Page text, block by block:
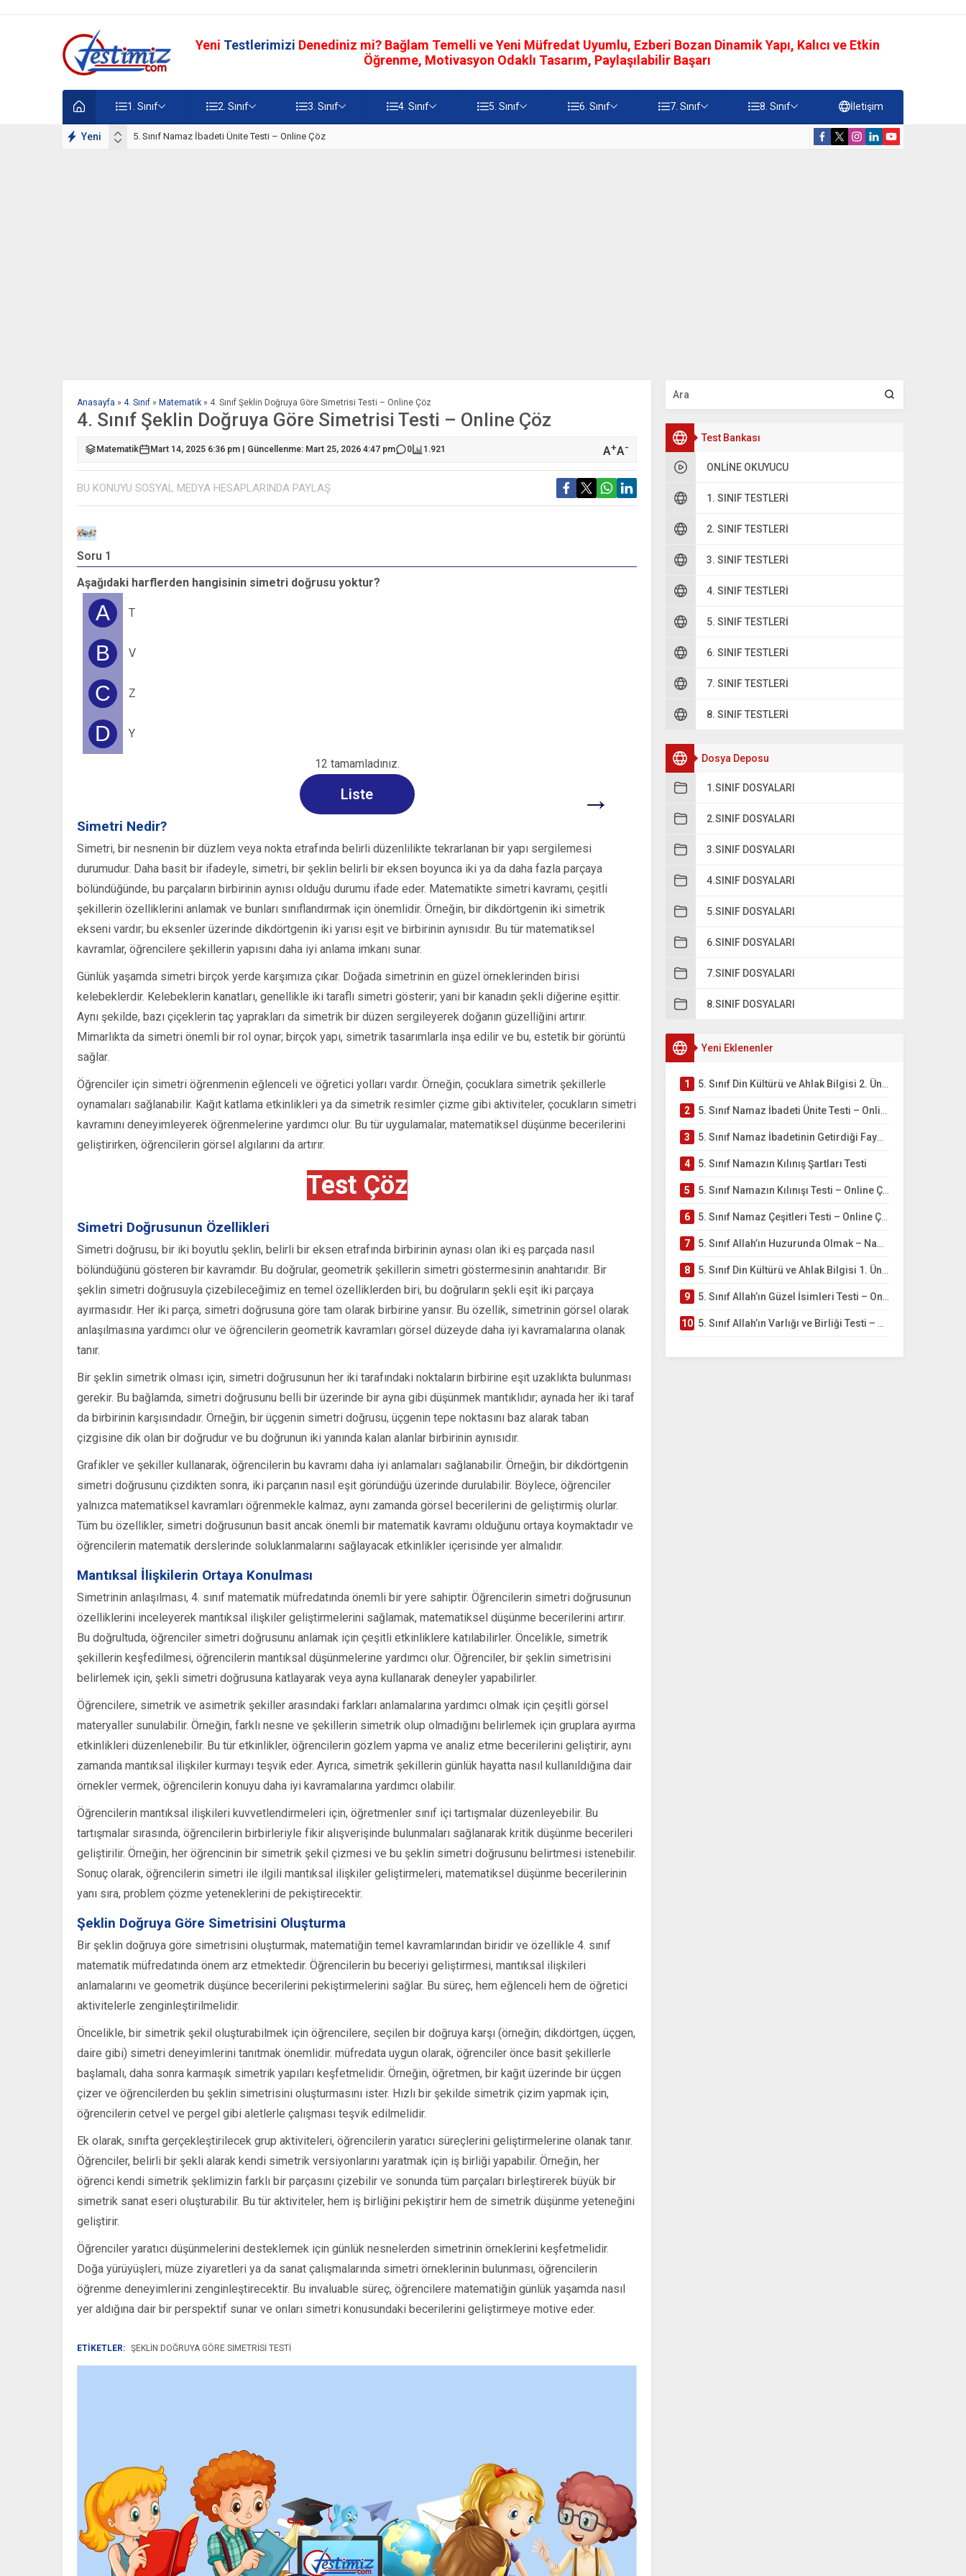
Yeni Testlerimizi Denediniz mi? Bağlam Temelli ve Yeni Müfredat Uyumlu, Ezberi Bozan Dinamik Yapı, Kalıcı ve Etkin
Öğrenme, Motivasyon Odaklı Tasarım, Paylaşılabilir Başarı
1. Sınıf 2. Sınıf 3. Sınıf 4. Sınıf 5. Sınıf 6. Sınıf 7. Sınıf 8. Sınıf İletişim
Yeni 5. Sınıf Namaz İbadeti Ünite Testi – Online Çöz
Test Bankası
ONLINE OKUYUCU
1. SINIF TESTLERI
2. SINIF TESTLERI
3. SINIF TESTLERI
4. SINIF TESTLERI
5. SINIF TESTLERI
6. SINIF TESTLERI
7. SINIF TESTLERI
8. SINIF TESTLERI
Dosya Deposu
1.SINIF DOSYALARI
2.SINIF DOSYALARI
3.SINIF DOSYALARI
4.SINIF DOSYALARI
5.SINIF DOSYALARI
6.SINIF DOSYALARI
7.SINIF DOSYALARI
8.SINIF DOSYALARI
Yeni Eklenenler
1 5. Sınıf Din Kültürü ve Ahlak Bilgisi 2. Ünite: Namaz İbadeti Çalışmaları
2 5. Sınıf Namaz İbadeti Ünite Testi – Online Çöz
3 5. Sınıf Namaz İbadetinin Getirdiği Faydalar Testi
4 5. Sınıf Namazın Kılınış Şartları Testi
5 5. Sınıf Namazın Kılınışı Testi – Online Çöz
6 5. Sınıf Namaz Çeşitleri Testi – Online Çöz
7 5. Sınıf Allah’ın Huzurunda Olmak – Namaz İbadeti Testi
8 5. Sınıf Din Kültürü ve Ahlak Bilgisi 1. Ünite: Allah İnancı Çalışmaları
9 5. Sınıf Allah’ın Güzel İsimleri Testi – Online Çöz
10 5. Sınıf Allah’ın Varlığı ve Birliği Testi – Online Çöz
Anasayfa » 4. Sınıf » Matematik » 4. Sınıf Şeklin Doğruya Göre Simetrisi Testi – Online Çöz
4. Sınıf Şeklin Doğruya Göre Simetrisi Testi – Online Çöz
Matematik Mart 14, 2025 6:36 pm | Güncellenme: Mart 25, 2026 4:47 pm 0 1.921 A+A-
BU KONUYU SOSYAL MEDYA HESAPLARINDA PAYLAŞ
Soru 1
Aşağıdaki harflerden hangisinin simetri doğrusu yoktur?
A T
B V
C Z
D Y
Yandaki görsellerden hangisinin simetri doğrusu yoktur?
C II
12 tamamladınız.
Liste →
Simetri Nedir?
Simetri, bir nesnenin bir düzlem veya nokta etrafında belirli düzenlilikte tekrarlanan bir yapı sergilemesi
durumudur. Daha basit bir ifadeyle, simetri, bir şeklin belirli bir eksen boyunca iki ya da daha fazla parçaya
bölündüğünde, bu parçaların birbirinin aynısı olduğu durumu ifade eder. Matematikte simetri kavramı, çeşitli
şekillerin özelliklerini anlamak ve bunları sınıflandırmak için önemlidir. Örneğin, bir dikdörtgenin iki simetrik
ekseni vardır; bu eksenler üzerinde dikdörtgenin iki yarısı eşit ve birbirinin aynısıdır. Bu tür matematiksel
kavramlar, öğrencilere şekillerin yapısını daha iyi anlama imkanı sunar.
Günlük yaşamda simetri birçok yerde karşımıza çıkar. Doğada simetrinin en güzel örneklerinden birisi
kelebeklerdir. Kelebeklerin kanatları, genellikle iki taraflı simetri gösterir; yani bir kanadın şekli diğerine eşittir.
Aynı şekilde, bazı çiçeklerin taç yaprakları da simetrik bir düzen sergileyerek doğanın güzelliğini artırır.
Mimarlıkta da simetri önemli bir rol oynar; birçok yapı, simetrik tasarımlarla inşa edilir ve bu, estetik bir görüntü
sağlar.
Öğrenciler için simetri öğrenmenin eğlenceli ve öğretici yolları vardır. Örneğin, çocuklara simetrik şekillerle
oynamaları sağlanabilir. Kağıt katlama etkinlikleri ya da simetrik resimler çizme gibi aktiviteler, çocukların simetri
kavramını deneyimleyerek öğrenmelerine yardımcı olur. Bu tür uygulamalar, matematiksel düşünme becerilerini
geliştirirken, öğrencilerin görsel algılarını da artırır.
Test Çöz
Simetri Doğrusunun Özellikleri
Simetri doğrusu, bir iki boyutlu şeklin, belirli bir eksen etrafında birbirinin aynası olan iki eş parçada nasıl
bölündüğünü gösteren bir kavramdır. Bu doğrular, geometrik şekillerin simetri göstermesinin anahtarıdır. Bir
şeklin simetri doğrusuyla çizebileceğimiz en temel özelliklerden biri, bu doğruların şekli eşit iki parçaya
ayırmasıdır. Her iki parça, simetri doğrusuna göre tam olarak birbirine yansır. Bu özellik, simetrinin görsel olarak
anlaşılmasına yardımcı olur ve öğrencilerin geometrik kavramları görsel düzeyde daha iyi kavramalarına olanak
tanır.
Bir şeklin simetrik olması için, simetri doğrusunun her iki tarafındaki noktaların birbirine eşit uzaklıkta bulunması
gerekir. Bu bağlamda, simetri doğrusunu belli bir üzerinde bir ayna gibi düşünmek mantıklıdır; aynada her iki taraf
da birbirinin karşısındadır. Örneğin, bir üçgenin simetri doğrusu, üçgenin tepe noktasını baz alarak taban
çizgisine dik olan bir doğrudur ve bu doğrunun iki yanında kalan alanlar birbirinin aynısıdır.
Grafikler ve şekiller kullanarak, öğrencilerin bu kavramı daha iyi anlamaları sağlanabilir. Örneğin, bir dikdörtgenin
simetri doğrusunu çizdikten sonra, iki parçanın nasıl eşit göründüğü üzerinde durulabilir. Böylece, öğrenciler
yalnızca matematiksel kavramları öğrenmekle kalmaz, aynı zamanda görsel becerilerini de geliştirmiş olurlar.
Tüm bu özellikler, simetri doğrusunun basit ancak önemli bir matematik kavramı olduğunu ortaya koymaktadır ve
öğrencilerin matematik derslerinde soluklanmalarını sağlayacak etkinlikler içerisinde yer almalıdır.
Mantıksal İlişkilerin Ortaya Konulması
Simetrinin anlaşılması, 4. sınıf matematik müfredatında önemli bir yere sahiptir. Öğrencilerin simetri doğrusunun
özelliklerini inceleyerek mantıksal ilişkiler geliştirmelerini sağlamak, matematiksel düşünme becerilerini artırır.
Bu doğrultuda, öğrenciler simetri doğrusunu anlamak için çeşitli etkinliklere katılabilirler. Öncelikle, simetrik
şekillerin keşfedilmesi, öğrencilerin mantıksal düşünmelerine yardımcı olur. Öğrenciler, bir şeklin simetrisini
belirlemek için, şekli simetri doğrusuna katlayarak veya ayna kullanarak deneyler yapabilirler.
Öğrencilere, simetrik ve asimetrik şekiller arasındaki farkları anlamalarına yardımcı olmak için çeşitli görsel
materyaller sunulabilir. Örneğin, farklı nesne ve şekillerin simetrik olup olmadığını belirlemek için gruplara ayırma
etkinlikleri düzenlenebilir. Bu tür etkinlikler, öğrencilerin gözlem yapma ve analiz etme becerilerini geliştirir, aynı
zamanda mantıksal ilişkiler kurmayı teşvik eder. Ayrıca, simetrik şekillerin günlük hayatta nasıl kullanıldığına dair
örnekler vermek, öğrencilerin konuyu daha iyi kavramalarına yardımcı olabilir.
Öğrencilerin mantıksal ilişkileri kuvvetlendirmeleri için, öğretmenler sınıf içi tartışmalar düzenleyebilir. Bu
tartışmalar sırasında, öğrencilerin birbirleriyle fikir alışverişinde bulunmaları sağlanarak kritik düşünme becerileri
geliştirilir. Örneğin, her öğrencinin bir simetrik şekil çizmesi ve bu şeklin simetri doğrusunu belirtmesi istenebilir.
Sonuç olarak, öğrencilerin simetri ile ilgili mantıksal ilişkiler geliştirmeleri, matematiksel düşünme becerilerinin
yanı sıra, problem çözme yeteneklerini de pekiştirecektir.
Şeklin Doğruya Göre Simetrisini Oluşturma
Bir şeklin doğruya göre simetrisini oluşturmak, matematiğin temel kavramlarından biridir ve özellikle 4. sınıf
matematik müfredatında önem arz etmektedir. Öğrencilerin bu beceriyi geliştirmesi, mantıksal ilişkileri
anlamalarını ve geometrik düşünce becerilerini pekiştirmelerini sağlar. Bu süreç, hem eğlenceli hem de öğretici
aktivitelerle zenginleştirilmelidir.
Öncelikle, bir simetrik şekil oluşturabilmek için öğrencilere, seçilen bir doğruya karşı (örneğin; dikdörtgen, üçgen,
daire gibi) simetri deneyimlerini tanıtmak önemlidir. müfredata uygun olarak, öğrenciler önce basit şekillerle
başlamalı, daha sonra karmaşık simetrik yapıları keşfetmelidir. Örneğin, öğretmen, bir kağıt üzerinde bir üçgen
çizer ve öğrencilerden bu şeklin simetrisini oluşturmasını ister. Hızlı bir şekilde simetrik çizim yapmak için,
öğrencilerin cetvel ve pergel gibi aletlerle çalışması teşvik edilmelidir.
Ek olarak, sınıfta gerçekleştirilecek grup aktiviteleri, öğrencilerin yaratıcı süreçlerini geliştirmelerine olanak tanır.
Öğrenciler, belirli bir şekli alarak kendi simetrik versiyonlarını yaratmak için iş birliği yapabilir. Örneğin, her
öğrenci kendi simetrik şeklimizin farklı bir parçasını çizebilir ve sonunda tüm parçaları birleştirerek büyük bir
simetrik sanat eseri oluşturabilir. Bu tür aktiviteler, hem iş birliğini pekiştirir hem de simetrik düşünme yeteneğini
geliştirir.
Öğrenciler yaratıcı düşünmelerini desteklemek için günlük nesnelerden simetrinin örneklerini keşfetmelidir.
Doğa yürüyüşleri, müze ziyaretleri ya da sanat çalışmalarında simetri örneklerinin bulunması, öğrencilerin
öğrenme deneyimlerini zenginleştirecektir. Bu invaluable süreç, öğrencilere matematiğin günlük yaşamda nasıl
yer aldığına dair bir perspektif sunar ve onları simetri konusundaki becerilerini geliştirmeye motive eder.
ETİKETLER: ŞEKLIN DOĞRUYA GÖRE SIMETRISI TESTI